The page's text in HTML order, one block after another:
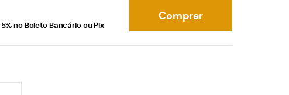
5%no Boleto Bancário ou Pix
Comprar